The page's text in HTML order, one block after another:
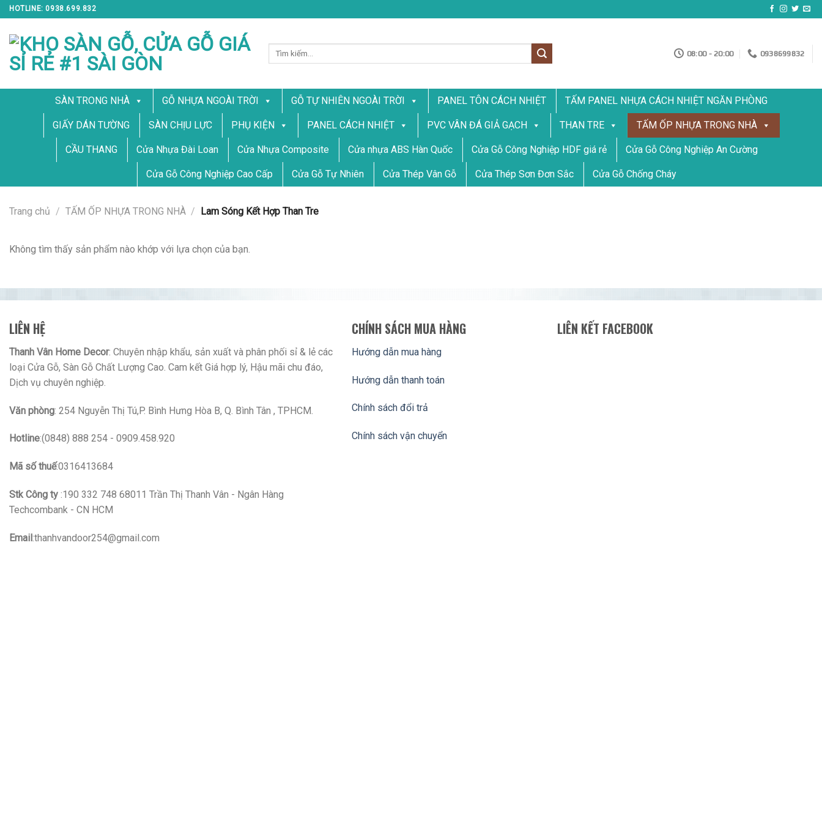
Skip
content
HOTLINE: 0938.699.832
Tìm
08:00 - 20:00 0938699832
SÀN TRONG NHÀ GỖ NHỰA NGOÀI TRỜI GỖ TỰ NHIÊN NGOÀI TRỜI PANEL TÔN CÁCH NHIỆT TẤM PANEL NHỰA CÁCH NHIỆT NGĂN PHÒNG
GIẤY DÁN TƯỜNG SÀN CHỊU LỰC PHỤ KIỆN PANEL CÁCH NHIỆT PVC VÂN ĐÁ GIẢ GẠCH THAN TRE TẤM ỐP NHỰA TRONG NHÀ
CẦU THANG Cửa Nhựa Đài Loan Cửa Nhựa Composite Cửa nhựa ABS Hàn Quốc Cửa Gỗ Công Nghiệp HDF giá rẻ Cửa Gỗ Công Nghiệp An Cường
Cửa Gỗ Công Nghiệp Cao Cấp Cửa Gỗ Tự Nhiên Cửa Thép Vân Gỗ Cửa Thép Sơn Đơn Sắc Cửa Gỗ Chống Cháy
Trang chủ / TẤM ỐP NHỰA TRONG NHÀ / Lam Sóng Kết Hợp Than Tre
Không tìm thấy sản phẩm nào khớp với lựa chọn của bạn.
LIÊN HỆ
Thanh Vân Home Decor: Chuyên nhập khẩu, sản xuất và phân phối sỉ & lẻ các
loại Cửa Gỗ, Sàn Gỗ Chất Lượng Cao. Cam kết Giá hợp lý, Hậu mãi chu đáo,
Dịch vụ chuyên nghiệp.
Văn phòng: 254 Nguyễn Thị Tú,P. Bình Hưng Hòa B, Q. Bình Tân , TPHCM.
Hotline:(0848) 888 254 - 0909.458.920
Mã số thuế:0316413684
Stk Công ty :190 332 748 68011 Trần Thị Thanh Vân - Ngân Hàng
Techcombank - CN HCM
Email:thanhvandoor254@gmail.com
CHÍNH SÁCH MUA HÀNG
Hướng dẫn mua hàng
Hướng dẫn thanh toán
Chính sách đổi trả
Chính sách vận chuyển
LIÊN KẾT FACEBOOK